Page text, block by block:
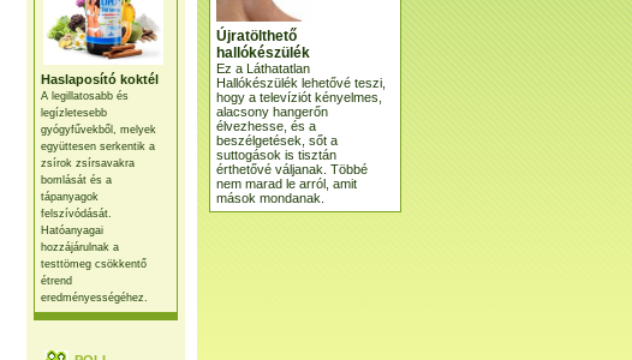
Haslaposító koktél
A legillatosabb és
legízletesebb
gyógyfűvekből, melyek
együttesen serkentik a
zsírok zsírsavakra
bomlását és a
tápanyagok
felszívódását.
Hatóanyagai
hozzájárulnak a
testtömeg csökkentő
étrend
eredményességéhez.
Újratölthető
hallókészülék
Ez a Láthatatlan
Hallókészülék lehetővé teszi,
hogy a televíziót kényelmes,
alacsony hangerőn
élvezhesse, és a
beszélgetések, sőt a
suttogások is tisztán
érthetővé váljanak. Többé
nem marad le arról, amit
mások mondanak.